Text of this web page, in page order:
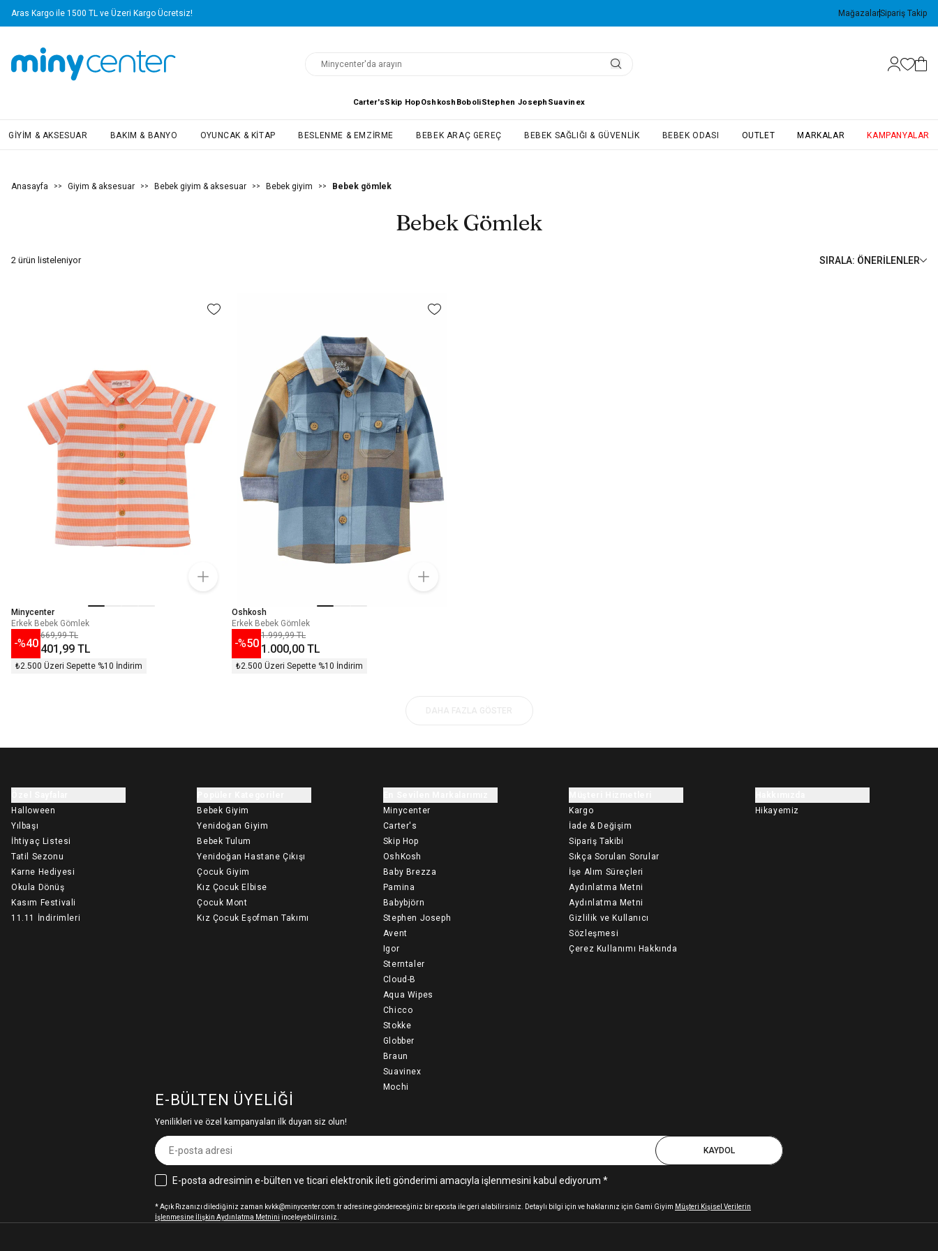
Aras Kargo ile 1500 TL ve Üzeri Kargo Ücretsiz! MağazalarSipariş Takip
Carter'sSkip HopOshkosh BoboliStephen Joseph Suavinex
GIYIM & AKSESUAR BAKIM & BANYO OYUNCAK & KITAP BESLENME & EMZIRME BEBEK ARAÇ GEREÇ BEBEK SAĞLIĞI & GÜVENLIK BEBEK ODASI OUTLET MARKALAR KAMPANYALAR
Anasayfa >> Giyim & aksesuar >> Bebek giyim & aksesuar >> Bebek giyim >> Bebek gömlek
Bebek Gömlek
2 ürün listeleniyor SIRALA: ÖNERILENLER
Minycenter
Erkek Bebek Gömlek
-%40
669,99 TL
401,99 TL
₺2.500 Üzeri Sepette %10 İndirim
Oshkosh
Erkek Bebek Gömlek
-%50
1.999,99 TL
1.000,00 TL
₺2.500 Üzeri Sepette %10 İndirim
Halloween
Yılbaşı
İhtiyaç Listesi
Tatil Sezonu
Karne Hediyesi
Okula Dönüş
Kasım Festivali
11.11 İndirimleri
Bebek Giyim
Yenidoğan Giyim
Bebek Tulum
Yenidoğan Hastane Çıkışı
Çocuk Giyim
Kız Çocuk Elbise
Çocuk Mont
Kız Çocuk Eşofman Takımı
Minycenter
Carter's
Skip Hop
OshKosh
Baby Brezza
Pamina
Babybjörn
Stephen Joseph
Avent
Igor
Sterntaler
Cloud-B
Aqua Wipes
Chicco
Stokke
Globber
Braun
Suavinex
Mochi
Kargo
İade & Değişim
Sipariş Takibi
Sıkça Sorulan Sorular
İşe Alım Süreçleri
Aydınlatma Metni
Aydınlatma Metni
Gizlilik ve Kullanıcı
Sözleşmesi
Çerez Kullanımı Hakkında
Hikayemiz
E-BÜLTEN ÜYELIĞI
Yenilikleri ve özel kampanyaları ilk duyan siz olun!
KAYDOL
E-posta adresimin e-bülten ve ticari elektronik ileti gönderimi amacıyla işlenmesini kabul ediyorum *
* Açık Rızanızı dilediğiniz zaman kvkk@minycenter.com.tr adresine göndereceğiniz bir eposta ile geri alabilirsiniz. Detaylı bilgi için ve haklarınız için Gami Giyim Müşteri Kişisel Verilerin
İşlenmesine İlişkin Aydınlatma Metnini inceleyebilirsiniz.